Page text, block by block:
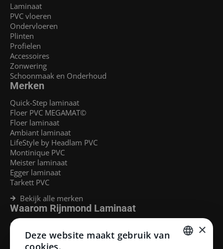
Laminaat
PVC vloeren
Ondervloeren
Plinten
Profielen
Accessoires
Zonwering
Schoonmaak en Onderhoud
Merken
Quick-Step laminaat
Floer PVC MEGAMAT©
Floer laminaat
Ambiant laminaat
LifeStyle by Headlam PVC
Montinique PVC
Meister laminaat
Egger laminaat
Tarkett PVC
Bekijk alle merken
Waarom Rijnmond Laminaat
Legservice
Laminaat Capelle aan den Ijssel
Laminaat voor vloerverwarming
×
Deze website maakt gebruik van
cookies.